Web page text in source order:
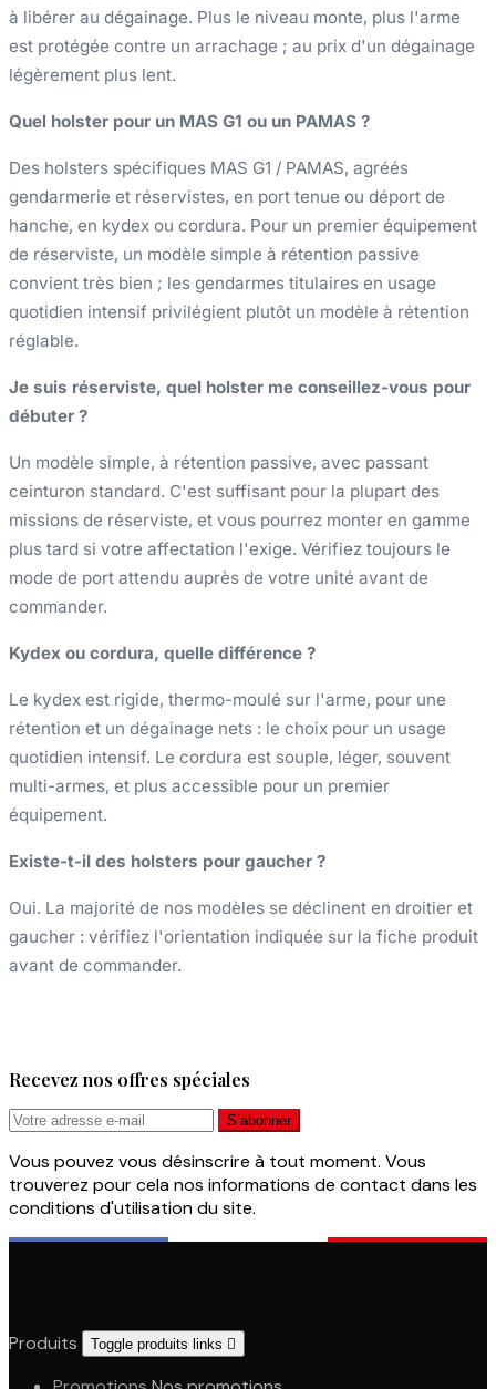
à libérer au dégainage. Plus le niveau monte, plus l'arme
est protégée contre un arrachage ; au prix d'un dégainage
légèrement plus lent.
Quel holster pour un MAS G1 ou un PAMAS ?
Des holsters spécifiques MAS G1 / PAMAS, agréés
gendarmerie et réservistes, en port tenue ou déport de
hanche, en kydex ou cordura. Pour un premier équipement
de réserviste, un modèle simple à rétention passive
convient très bien ; les gendarmes titulaires en usage
quotidien intensif privilégient plutôt un modèle à rétention
réglable.
Je suis réserviste, quel holster me conseillez-vous pour
débuter ?
Un modèle simple, à rétention passive, avec passant
ceinturon standard. C'est suffisant pour la plupart des
missions de réserviste, et vous pourrez monter en gamme
plus tard si votre affectation l'exige. Vérifiez toujours le
mode de port attendu auprès de votre unité avant de
commander.
Kydex ou cordura, quelle différence ?
Le kydex est rigide, thermo-moulé sur l'arme, pour une
rétention et un dégainage nets : le choix pour un usage
quotidien intensif. Le cordura est souple, léger, souvent
multi-armes, et plus accessible pour un premier
équipement.
Existe-t-il des holsters pour gaucher ?
Oui. La majorité de nos modèles se déclinent en droitier et
gaucher : vérifiez l'orientation indiquée sur la fiche produit
avant de commander.
Recevez nos offres spéciales
Vous pouvez vous désinscrire à tout moment. Vous
trouverez pour cela nos informations de contact dans les
conditions d'utilisation du site.
Produits Toggle produits links 